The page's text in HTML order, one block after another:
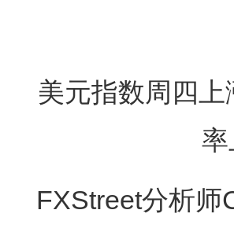
美元指数周四
FXStreet分析师